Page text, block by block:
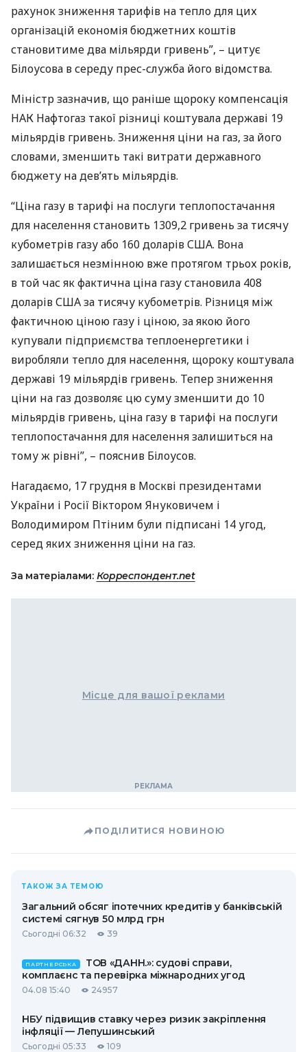
рахунок зниження тарифів на тепло для цих
організацій економія бюджетних коштів
становитиме два мільярди гривень”, – цитує
Білоусова в середу прес-служба його відомства.
Міністр зазначив, що раніше щороку компенсація
НАК Нафтогаз такої різниці коштувала державі 19
мільярдів гривень. Зниження ціни на газ, за його
словами, зменшить такі витрати державного
бюджету на дев’ять мільярдів.
“Ціна газу в тарифі на послуги теплопостачання
для населення становить 1309,2 гривень за тисячу
кубометрів газу або 160 доларівСША. Вона
залишається незмінною вже протягом трьох років,
в той час як фактична ціна газу становила 408
доларівСШАза тисячу кубометрів. Різниця між
фактичною ціною газу і ціною, за якою його
купували підприємства теплоенергетики і
виробляли тепло для населення, щороку коштувала
державі 19 мільярдів гривень. Тепер зниження
ціни на газ дозволяє цю суму зменшити до 10
мільярдів гривень, ціна газу в тарифі на послуги
теплопостачання для населення залишиться на
тому ж рівні”, – пояснив Білоусов.
Нагадаємо, 17 грудня в Москві президентами
України і Росії Віктором Януковичем і
Володимиром Птіним були підписані 14 угод,
серед яких зниження ціни на газ.
За матеріалами: Корреспондент.net
Місце для вашої реклами
ПОДІЛИТИСЯ НОВИНОЮ
ТАКОЖ ЗА ТЕМОЮ
Загальний обсяг іпотечних кредитів у банківській
системі сягнув 50 млрд грн
Сьогодні 06:32 39
ПАРТНЕРСЬКА
ТОВ «ДАНН.»: судові справи,
комплаєнс та перевірка міжнародних угод
04.08 15:40 24957
НБУ підвищив ставку через ризик закріплення
інфляції — Лепушинський
Сьогодні 05:33 109